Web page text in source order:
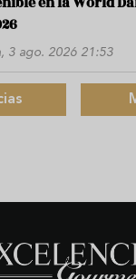
3 ago. 2026 21:53